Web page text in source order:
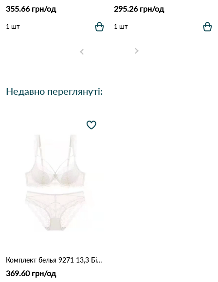
355.66 грн/од
1 шт
295.26 грн/од
1 шт
Недавно переглянуті:
Комплект белья 9271 13,3 Білий
369.60 грн/од